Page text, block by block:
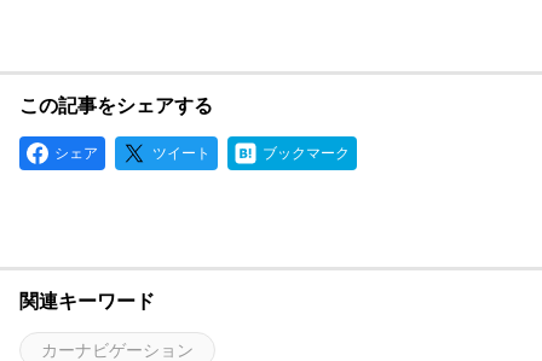
この記事をシェアする
シェア ツイート ブックマーク
関連キーワード
カーナビゲーション